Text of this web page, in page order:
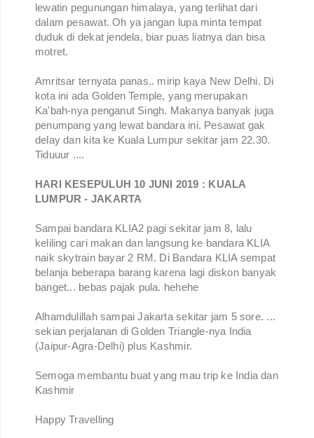
lewatin pegunungan himalaya, yang terlihat dari
dalam pesawat. Oh ya jangan lupa minta tempat
duduk di dekat jendela, biar puas liatnya dan bisa
motret.
Amritsar ternyata panas.. mirip kaya New Delhi. Di
kota ini ada Golden Temple, yang merupakan
Ka'bah-nya penganut Singh. Makanya banyak juga
penumpang yang lewat bandara ini. Pesawat gak
delay dan kita ke Kuala Lumpur sekitar jam 22.30.
Tiduuur ....
HARI KESEPULUH 10 JUNI 2019 : KUALA
LUMPUR - JAKARTA
Sampai bandara KLIA2 pagi sekitar jam 8, lalu
keliling cari makan dan langsung ke bandara KLIA
naik skytrain bayar 2 RM. Di Bandara KLIA sempat
belanja beberapa barang karena lagi diskon banyak
banget... bebas pajak pula. hehehe
Alhamdulillah sampai Jakarta sekitar jam 5 sore. ...
sekian perjalanan di Golden Triangle-nya India
(Jaipur-Agra-Delhi) plus Kashmir.
Semoga membantu buat yang mau trip ke India dan
Kashmir
Happy Travelling